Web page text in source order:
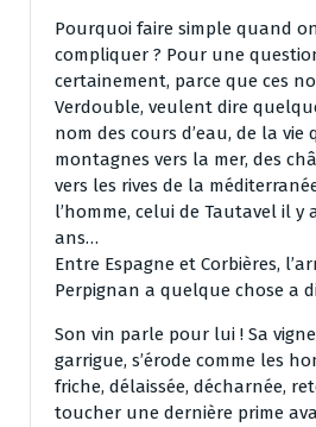
Pourquoi faire simple quand
compliquer ? Pour une
certainement, parce que ces
Verdouble, veulent dire
nom des cours d’eau, de la vie
montagnes vers la mer, des
vers les rives de la
l’homme, celui de Tautavel il y
ans…
Entre Espagne et Corbières,
Perpignan a quelque chose a
Son vin parle pour lui ! Sa
garrigue, s’érode comme les
friche, délaissée, décharnée,
toucher une dernière prime